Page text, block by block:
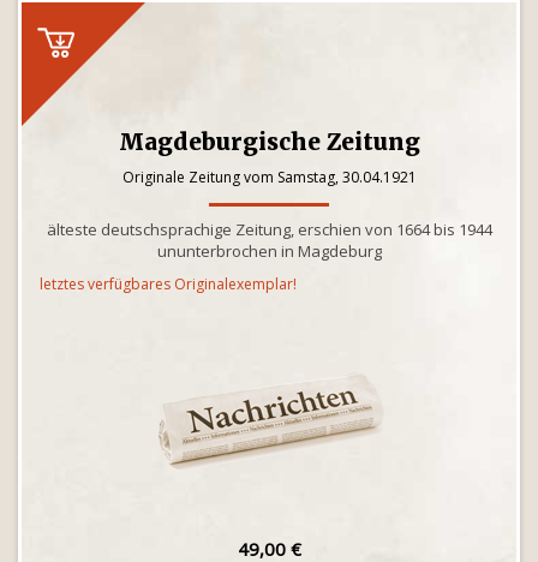
Magdeburgische Zeitung
Originale Zeitung vom Samstag, 30.04.1921
älteste deutschsprachige Zeitung, erschien von 1664 bis 1944
ununterbrochen in Magdeburg
letztes verfügbares Originalexemplar!
49,00 €